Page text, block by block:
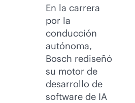
En la carrera
por la
conducción
autónoma,
Bosch rediseñó
su motor de
desarrollo de
software de IA